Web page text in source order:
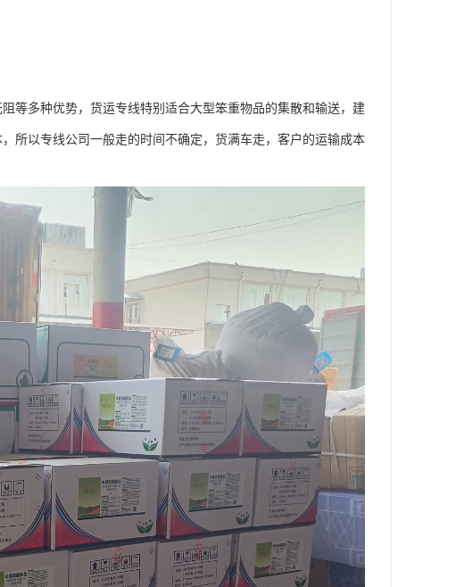
等多种优势，货运专线特别适合大型笨重物品的集散和输送，建
所以专线公司一般走的时间不确定，货满车走，客户的运输成本